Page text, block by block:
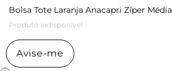
Bolsa Tote Laranja Anacapri Zíper Média
Produto indisponível
Avise-me